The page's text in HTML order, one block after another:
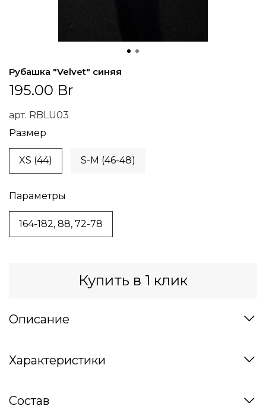
арт. RBLU03
Рубашка "Velvet" синяя
195.00 Br
Купить в 1 клик
Размер
XS (44) S-M (46-48)
Параметры
164-182, 88, 72-78
Описание
Характеристики
Состав